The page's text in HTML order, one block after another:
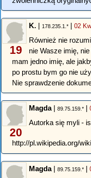
19
K. | 178.235.1.* | 02
Również nie
nie Wasze imię,
mam jedno imię, ale
po prostu bym go nie
Nie sprawdzenie
20
Magda| 89.75.159.* |
Autorka się myli -
http://pl.wikipedia.org/
Magda| 89.75.159.* |